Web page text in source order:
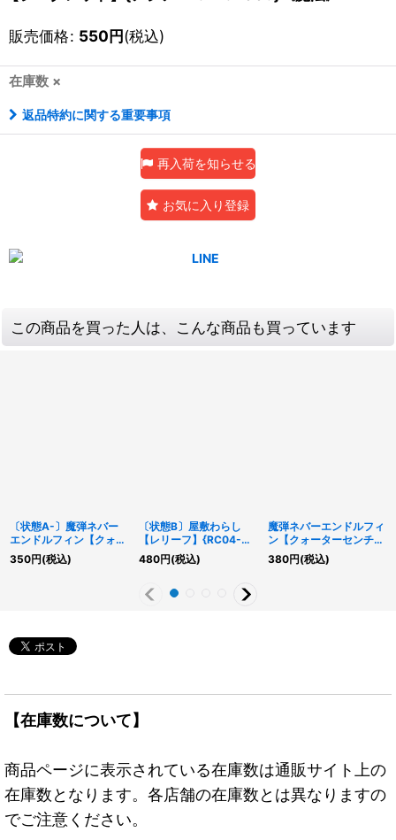
販売価格: 550円(税込)
在庫数 ×
返品特約に関する重要事項
再入荷を知らせる
お気に入り登録
この商品を買った人は、こんな商品も買っています
〔状態A-〕魔弾ネバー
エンドルフィン【クォー
ターセンチュリーシーク
レット】{QCCP-
350円(税込)
〔状態B〕屋敷わらし
【レリーフ】{RC04-
JP012}《モンスター》
480円(税込)
魔弾ネバーエンドルフィ
ン【クォーターセンチュ
リーシークレット】
{QCCP-JP162}《魔
380円(税込)
【在庫数について】
商品ページに表示されている在庫数は通販サイト上の
在庫数となります。各店舗の在庫数とは異なりますの
でご注意ください。